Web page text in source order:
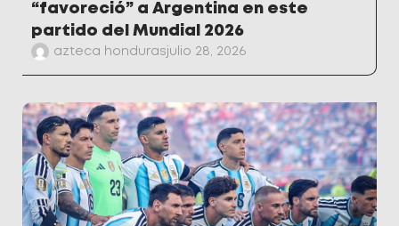
“favoreció” a Argentina en este
partido del Mundial 2026
azteca hondurasjulio 28, 2026